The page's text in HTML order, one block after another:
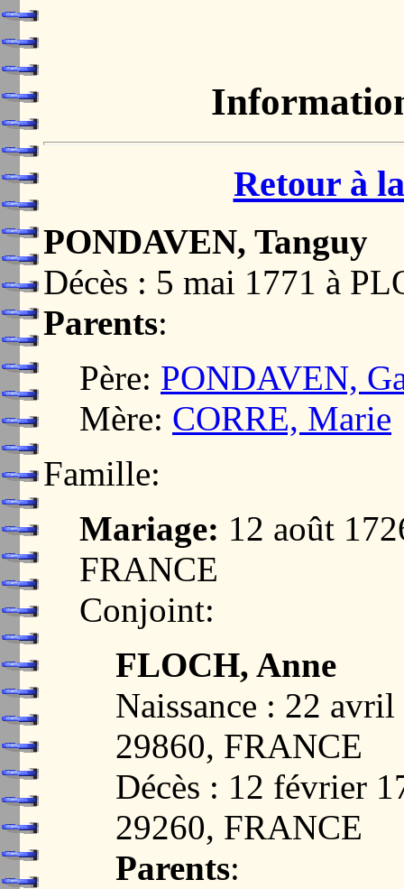
Retour à
PONDAVEN, Tanguy
Décès : 5 mai 1771 à
Parents:
Père: PONDAVEN,
Mère: CORRE, Marie
Famille:
Mariage: 12 août
FRANCE
Conjoint:
FLOCH, Anne
Naissance : 22
29860, FRANCE
Décès : 12 février
29260, FRANCE
Parents: